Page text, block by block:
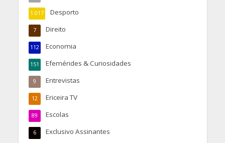
Desporto
1.017
Direito
7
Economia
112
Efemérides & Curiosidades
151
Entrevistas
9
Ericeira TV
12
Escolas
89
Exclusivo Assinantes
6